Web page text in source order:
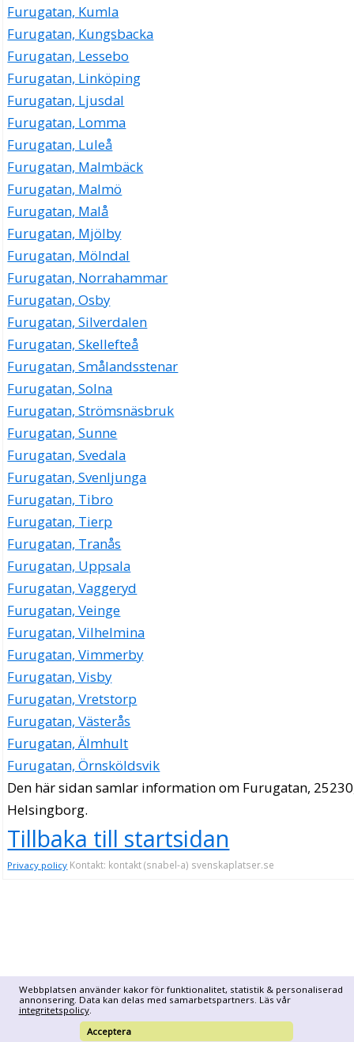
Webbplatsen använder kakor för funktionalitet, statistik & personaliserad
annonsering. Data kan delas med samarbetspartners. Läs vår
integritetspolicy.
Acceptera
Furugatan, Kumla
Furugatan, Kungsbacka
Furugatan, Lessebo
Furugatan, Linköping
Furugatan, Ljusdal
Furugatan, Lomma
Furugatan, Luleå
Furugatan, Malmbäck
Furugatan, Malmö
Furugatan, Malå
Furugatan, Mjölby
Furugatan, Mölndal
Furugatan, Norrahammar
Furugatan, Osby
Furugatan, Silverdalen
Furugatan, Skellefteå
Furugatan, Smålandsstenar
Furugatan, Solna
Furugatan, Strömsnäsbruk
Furugatan, Sunne
Furugatan, Svedala
Furugatan, Svenljunga
Furugatan, Tibro
Furugatan, Tierp
Furugatan, Tranås
Furugatan, Uppsala
Furugatan, Vaggeryd
Furugatan, Veinge
Furugatan, Vilhelmina
Furugatan, Vimmerby
Furugatan, Visby
Furugatan, Vretstorp
Furugatan, Västerås
Furugatan, Älmhult
Furugatan, Örnsköldsvik
Den här sidan samlar information om Furugatan,
Helsingborg.
Tillbaka till startsidan
Privacy policy Kontakt: kontakt (snabel-a) svenskaplatser.se